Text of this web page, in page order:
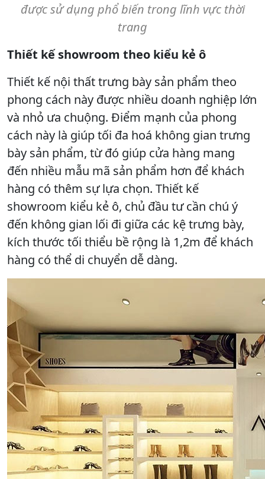
được sử dụng phổ biến trong lĩnh vực thời
trang
Thiết kế showroom theo kiểu kẻ ô
Thiết kế nội thất trưng bày sản phẩm theo
phong cách này được nhiều doanh nghiệp lớn
và nhỏ ưa chuộng. Điểm mạnh của phong
cách này là giúp tối đa hoá không gian trưng
bày sản phẩm, từ đó giúp cửa hàng mang
đến nhiều mẫu mã sản phẩm hơn để khách
hàng có thêm sự lựa chọn. Thiết kế
showroom kiểu kẻ ô, chủ đầu tư cần chú ý
đến không gian lối đi giữa các kệ trưng bày,
kích thước tối thiểu bề rộng là 1,2m để khách
hàng có thể di chuyển dễ dàng.